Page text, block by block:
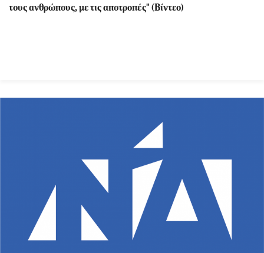
τους ανθρώπους, με τις αποτροπές" (Βίντεο)